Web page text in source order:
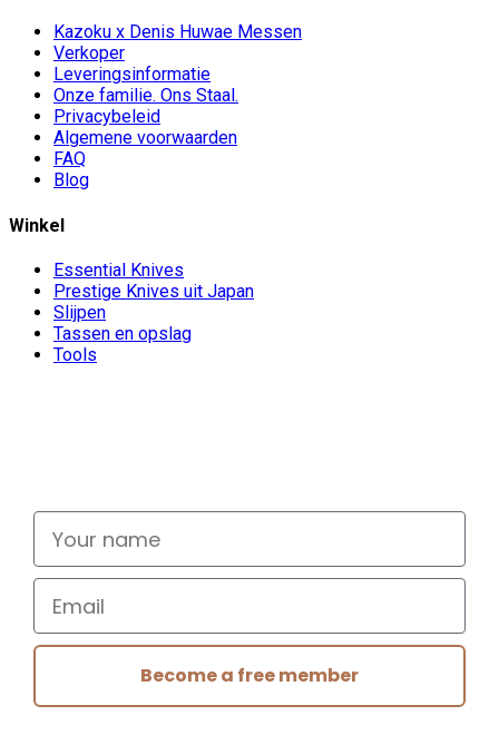
Kazoku x Denis Huwae Messen
Verkoper
Leveringsinformatie
Onze familie. Ons Staal.
Privacybeleid
Algemene voorwaarden
FAQ
Blog
Winkel
Essential Knives
Prestige Knives uit Japan
Slijpen
Tassen en opslag
Tools
Your name
Email
Become a free member